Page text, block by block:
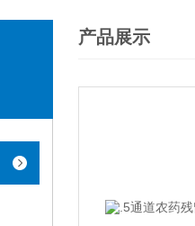
产品展示